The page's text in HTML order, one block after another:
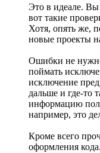
Это в идеале. Вы
вот такие
Хотя, опять же,
новые проекты
Ошибки не
поймать
исключение
дальше и где-то
информацию
например, это
Кроме всего
оформления